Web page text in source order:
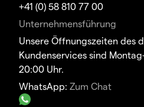
+41 (0) 58 810 77 00
Unternehmensführung
Unsere Öffnungszeiten des
Kundenservices sind
20:00 Uhr.
WhatsApp: Zum Chat